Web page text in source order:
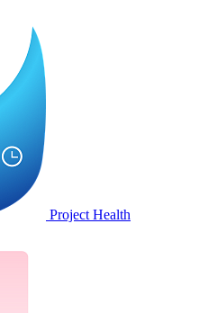
Project Health